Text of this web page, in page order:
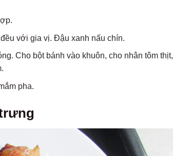
với gia vị. Đậu xanh nấu chín.
Cho bột bánh vào khuôn, cho nhân tôm thịt,
pha.